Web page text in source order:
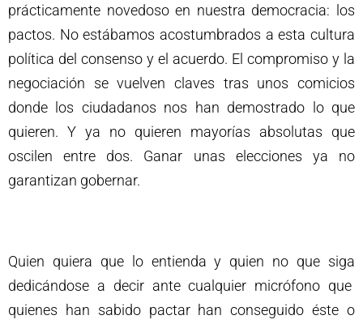
prácticamente novedoso en nuestra democracia: los
pactos. No estábamos acostumbrados a esta cultura
política del consenso y el acuerdo. El compromiso y la
negociación se vuelven claves tras unos comicios
donde los ciudadanos nos han demostrado lo que
quieren. Y ya no quieren mayorías absolutas que
oscilen entre dos. Ganar unas elecciones ya no
garantizan gobernar.
Quien quiera que lo entienda y quien no que siga
dedicándose a decir ante cualquier micrófono que
quienes han sabido pactar han conseguido éste o